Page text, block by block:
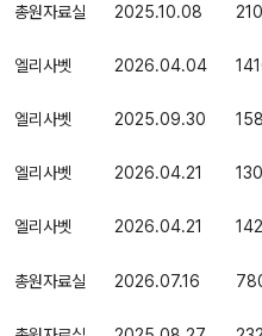
총원자료실 2025.10.08
엘리사벳 2026.04.04
엘리사벳 2025.09.30
엘리사벳 2026.04.21
엘리사벳 2026.04.21
총원자료실 2026.07.16